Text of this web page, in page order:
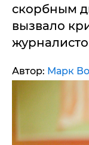
скорбным
вызвало
Автор: Марк